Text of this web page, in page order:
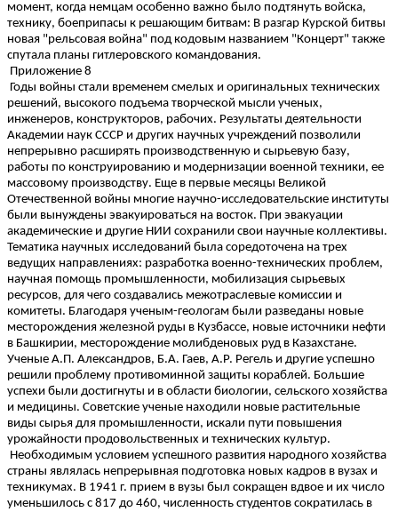
момент, когда немцам особенно важно было подтянуть войска,
технику, боеприпасы к решающим битвам: В разгар Курской битвы
новая "рельсовая война" под кодовым названием "Концерт" также
спутала планы гитлеровского командования.
Приложение 8
Годы войны стали временем смелых и оригинальных технических
решений, высокого подъема творческой мысли ученых,
инженеров, конструкторов, рабочих. Результаты деятельности
Академии наук СССР и других научных учреждений позволили
непрерывно расширять производственную и сырьевую базу,
работы по конструированию и модернизации военной техники, ее
массовому производству. Еще в первые месяцы Великой
Отечественной войны многие научно-исследовательские институты
были вынуждены эвакуироваться на восток. При эвакуации
академические и другие НИИ сохранили свои научные коллективы.
Тематика научных исследований была соредоточена на трех
ведущих направлениях: разработка военно-технических проблем,
научная помощь промышленности, мобилизация сырьевых
ресурсов, для чего создавались межотраслевые комиссии и
комитеты. Благодаря ученым-геологам были разведаны новые
месторождения железной руды в Кузбассе, новые источники нефти
в Башкирии, месторождение молибденовых руд в Казахстане.
Ученые А.П. Александров, Б.А. Гаев, А.Р. Регель и другие успешно
решили проблему противоминной защиты кораблей. Большие
успехи были достигнуты и в области биологии, сельского хозяйства
и медицины. Советские ученые находили новые растительные
виды сырья для промышленности, искали пути повышения
урожайности продовольственных и технических культур.
Необходимым условием успешного развития народного хозяйства
страны являлась непрерывная подготовка новых кадров в вузах и
техникумах. В 1941 г. прием в вузы был сокращен вдвое и их число
уменьшилось с 817 до 460, численность студентов сократилась в